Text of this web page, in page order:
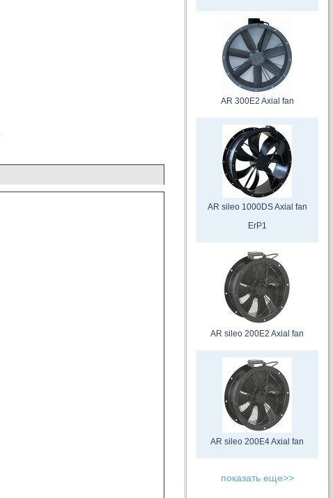
AR 300E2 Axial fan
AR sileo 1000DS Axial fan
ErP1
AR sileo 200E2 Axial fan
AR sileo 200E4 Axial fan
показать еще>>